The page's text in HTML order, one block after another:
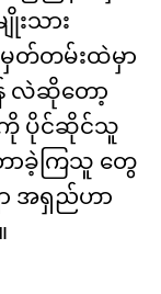
းသား
မှတ်တမ်းထဲမှာ
လဲဆိုတော့
ကို ပိုင်ဆိုင်သူ
တာခဲ့ကြသူ တွေ
ာ အရှည်ဟာ